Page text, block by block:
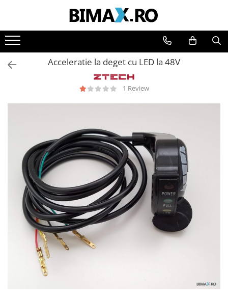
Toate Produsele
Triciclete Electrice
⬇ TIPURI
➔ Adulti - 2 Locuri
➔ Adulti - cu Cabina
➔ Cu 3 Roti
➔ Cu Cabina
➔ Cu Cabina fara Permis
➔ Cu Cabina Inchisa
➔ Cu Remorca
➔ Cu Remorca Fara Permis
➔ Cu Volan
➔ Fara Permis
Acceleratie la deget cu LED la 48V
1 Review